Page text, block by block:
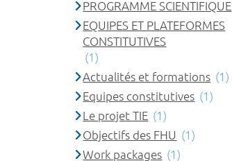
PROGRAMME SCIENTIFIQUE
EQUIPES ET PLATEFORMES
CONSTITUTIVES
(1)
Actualités et formations (1)
Equipes constitutives (1)
Le projet TIE (1)
Objectifs des FHU (1)
Work packages (1)